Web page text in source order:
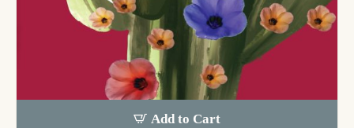
Add to Cart